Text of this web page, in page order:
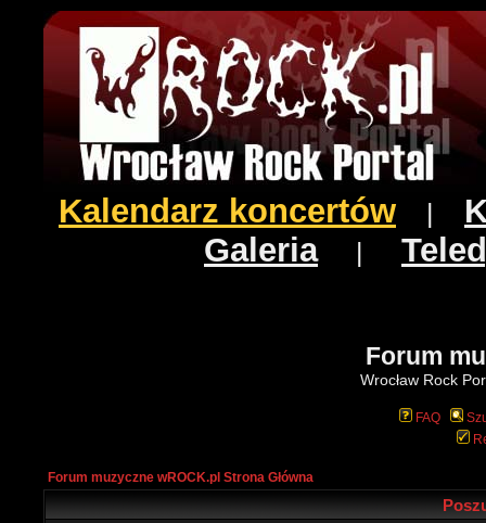
Kalendarz koncertów
Galeria|
Forum
Wrocław Rock
FAQ
Forum muzyczne wROCK.pl Strona Główna